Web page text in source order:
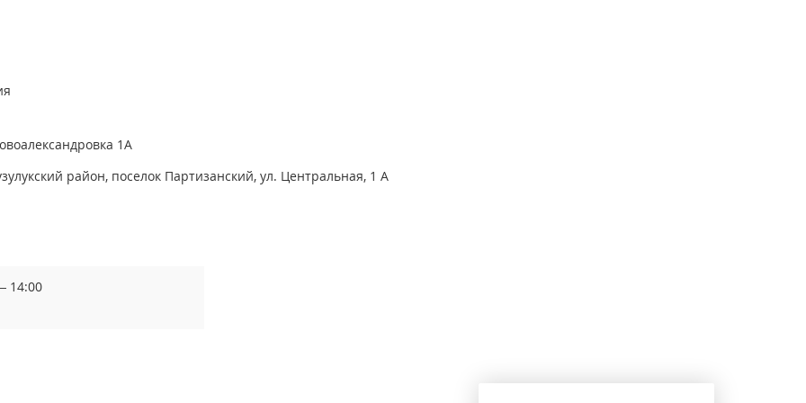
1А
район, поселок Партизанский, ул. Центральная, 1 А
14:00